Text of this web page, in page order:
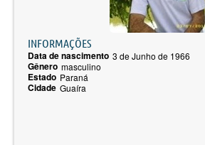
INFORMAÇÕES
Data de nascimento 3 de Junho de 1966
Gênero masculino
Estado Paraná
Cidade Guaíra